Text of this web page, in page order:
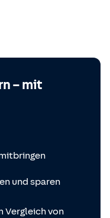
– mit
und sparen
Vergleich von